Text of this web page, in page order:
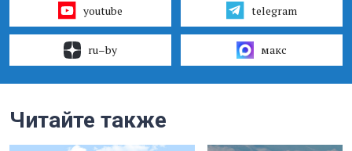
youtube telegram
ru–by макс
Читайте также